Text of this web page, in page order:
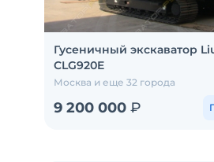
Гусеничный экскаватор
CLG920E
Москва и еще 32 города
9 200 000 ₽